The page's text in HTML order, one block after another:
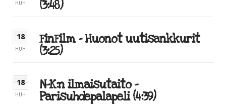
HUH
(3:48)
18
HUH
FinFilm – Huonot uutisankkurit
(3:25)
18
HUH
N-K:n ilmaisutaito –
Parisuhdepalapeli (4:39)